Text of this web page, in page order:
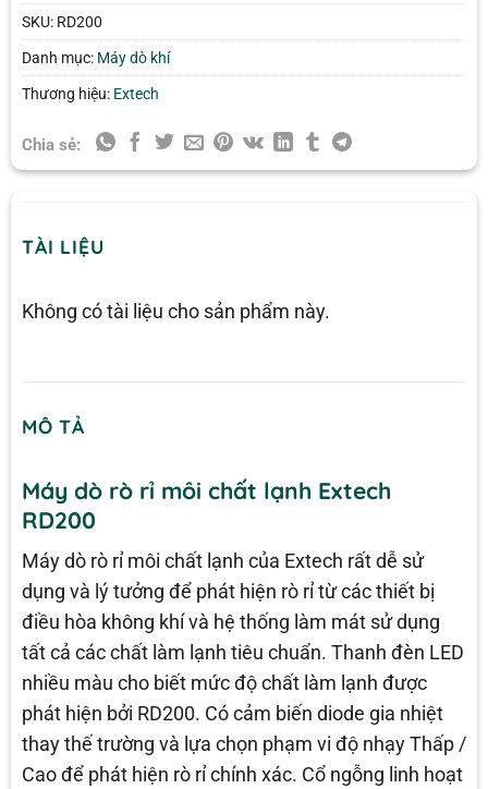
SKU: RD200
Danh mục: Máy dò khí
Thương hiệu: Extech
Chia sẻ:
TÀI LIỆU
Không có tài liệu cho sản phẩm này.
MÔ TẢ
Máy dò rò rỉ môi chất lạnh Extech
RD200
Máy dò rò rỉ môi chất lạnh của Extech rất dễ sử
dụng và lý tưởng để phát hiện rò rỉ từ các thiết bị
điều hòa không khí và hệ thống làm mát sử dụng
tất cả các chất làm lạnh tiêu chuẩn. Thanh đèn LED
nhiều màu cho biết mức độ chất làm lạnh được
phát hiện bởi RD200. Có cảm biến diode gia nhiệt
thay thế trường và lựa chọn phạm vi độ nhạy Thấp /
Cao để phát hiện rò rỉ chính xác. Cổ ngỗng linh hoạt